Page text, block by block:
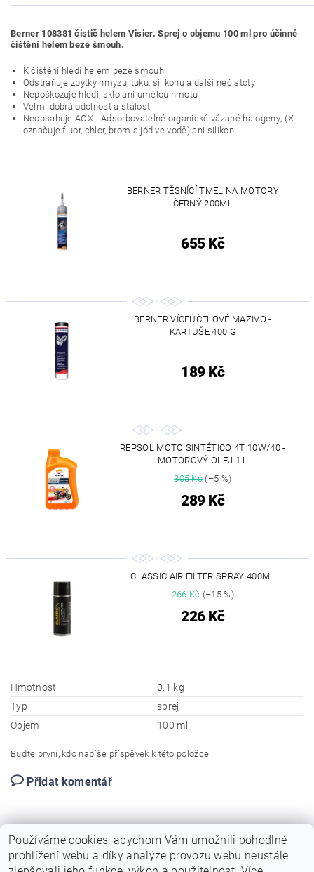
Berner 108381 čistič helem Visier. Sprej o objemu 100 ml pro účinné
čištění helem beze šmouh.
K čištění hledí helem beze šmouh
Odstraňuje zbytky hmyzu, tuku, silikonu a další nečistoty
Nepoškozuje hledí, sklo ani umělou hmotu
Velmi dobrá odolnost a stálost
Neobsahuje AOX - Adsorbovatelné organické vázané halogeny; (X
označuje fluor, chlor, brom a jód ve vodě) ani silikon
BERNER TĚSNÍCÍ TMEL NA MOTORY
ČERNÝ 200ML
655 Kč
BERNER VÍCEÚČELOVÉ MAZIVO -
KARTUŠE 400 G
189 Kč
REPSOL MOTO SINTÉTICO 4T 10W/40 -
MOTOROVÝ OLEJ 1 L
305 Kč(–5 %)
289 Kč
CLASSIC AIR FILTER SPRAY 400ML
266 Kč(–15 %)
226 Kč
Hmotnost
0.1 kg
Typ
sprej
Objem
100 ml
Buďte první, kdo napíše příspěvek k této položce.
Přidat komentář
Používáme cookies, abychom Vám umožnili pohodlné
prohlížení webu a díky analýze provozu webu neustále